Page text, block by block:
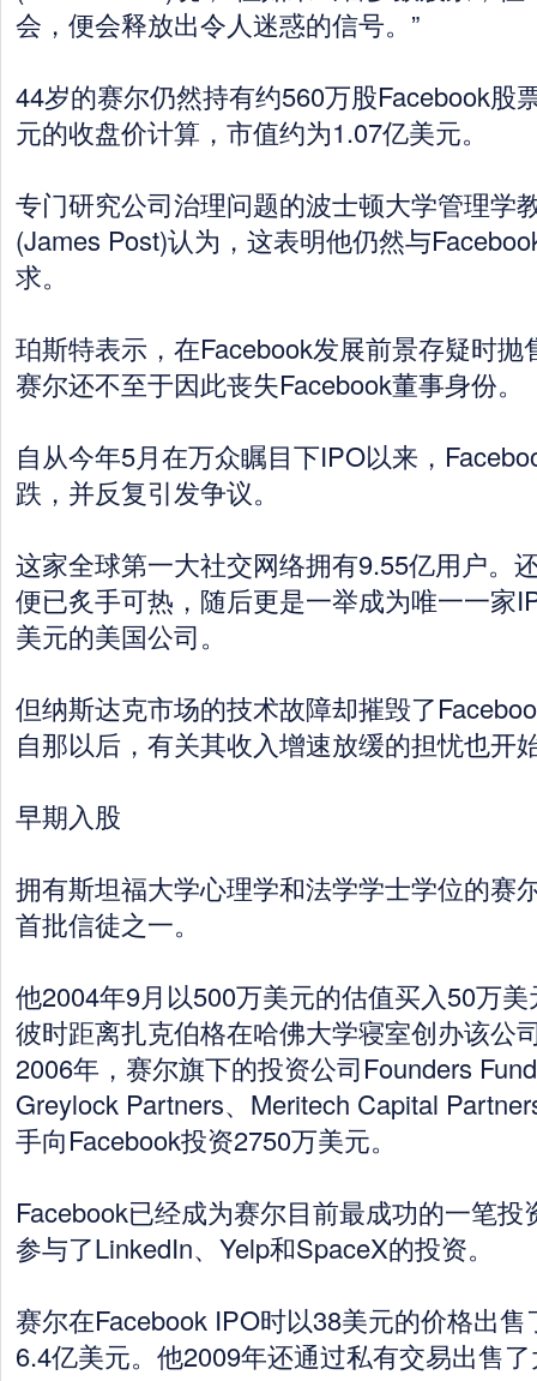
会，便会释放出令人迷惑的信号。”
44岁的赛尔仍然持有约560万股Facebook股
元的收盘价计算，市值约为1.07亿美元。
专门研究公司治理问题的波士顿大学管理学
(James Post)认为，这表明他仍然与
求。
珀斯特表示，在Facebook发展前景存疑时抛
赛尔还不至于因此丧失Facebook董事身份。
自从今年5月在万众瞩目下IPO以来，
跌，并反复引发争议。
这家全球第一大社交网络拥有9.55亿用户。
便已炙手可热，随后更是一举成为唯一一家
美元的美国公司。
但纳斯达克市场的技术故障却摧毁了
自那以后，有关其收入增速放缓的担忧也开
早期入股
拥有斯坦福大学心理学和法学学士学位的赛
首批信徒之一。
他2004年9月以500万美元的估值买入50万
彼时距离扎克伯格在哈佛大学寝室创办该公
2006年，赛尔旗下的投资公司Founders
Greylock Partners、Meritech Capital
手向Facebook投资2750万美元。
Facebook已经成为赛尔目前最成功的一笔
参与了LinkedIn、Yelp和SpaceX的投资。
赛尔在Facebook IPO时以38美元的价格出
6.4亿美元。他2009年还通过私有交易出售